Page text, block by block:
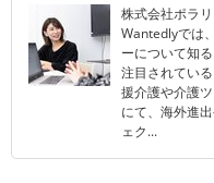
株式会社ポラ
Wantedlyでは
ーについて知
注目されてい
援介護や介護
にて、海外進
ェク...